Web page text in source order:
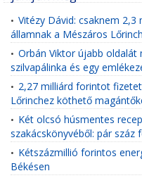
• Vitézy Dávid: csaknem
államnak a Mészáros
• Orbán Viktor újabb oldalát
szilvapálinka és egy
• 2,27 milliárd forintot
Lőrinchez köthető
• Két olcsó húsmentes
szakácskönyvéből: pár
• Kétszázmillió forintos
Békésen